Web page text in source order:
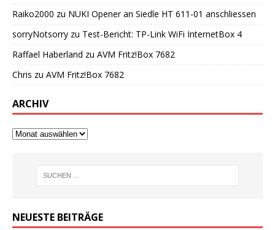
Raiko2000 zu NUKI Opener an Siedle HT 611-01 anschliessen
sorryNotsorry zu Test-Bericht: TP-Link WiFi InternetBox 4
Raffael Haberland zu AVM Fritz!Box 7682
Chris zu AVM Fritz!Box 7682
ARCHIV
NEUESTE BEITRÄGE